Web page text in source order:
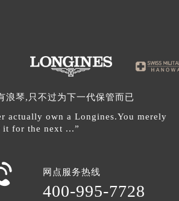
浪琴,只不过为下一代保管而已
actually own a Longines.You merely
it for the next ...”
网点服务热线
400-995-7728